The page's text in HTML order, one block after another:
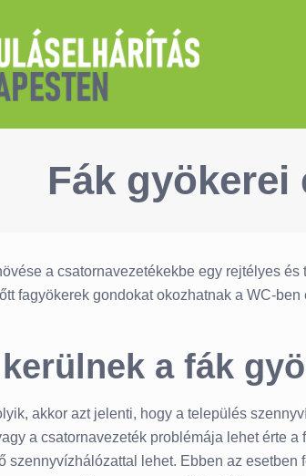
Fák gyökerei
a csatornavezetékekbe egy rejtélyes
fagyökerek gondokat okozhatnak a WC-
a fák
akkor azt jelenti, hogy a település
a csatornavezeték problémája lehet érte
szennyvízhálózattal lehet. Ebben az